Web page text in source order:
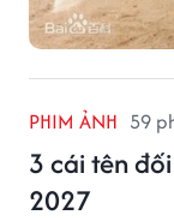
PHIM ẢNH 59
3 cái tên
2027